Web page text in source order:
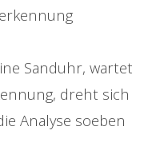
Sanduhr, wartet
dreht sich
Analyse soeben